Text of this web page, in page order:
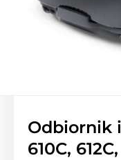
Odbiornik
610C,